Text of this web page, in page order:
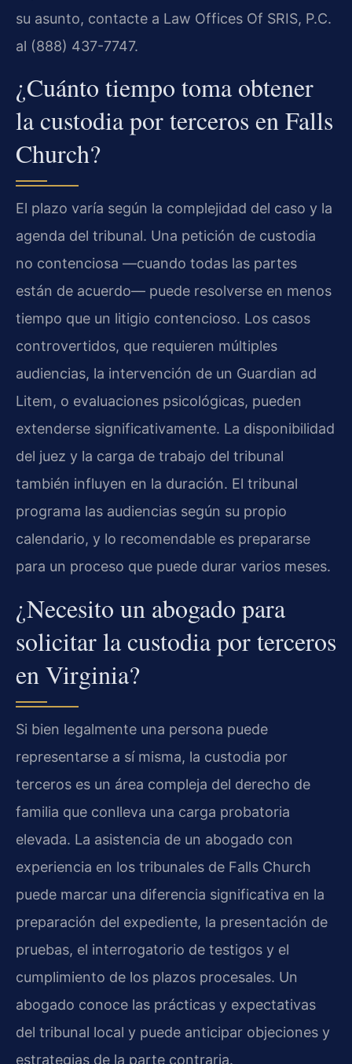
su asunto, contacte a Law Offices Of SRIS, P.C.
al (888) 437-7747.
¿Cuánto tiempo toma obtener
la custodia por terceros en Falls
Church?
El plazo varía según la complejidad del caso y la
agenda del tribunal. Una petición de custodia
no contenciosa —cuando todas las partes
están de acuerdo— puede resolverse en menos
tiempo que un litigio contencioso. Los casos
controvertidos, que requieren múltiples
audiencias, la intervención de un Guardian ad
Litem, o evaluaciones psicológicas, pueden
extenderse significativamente. La disponibilidad
del juez y la carga de trabajo del tribunal
también influyen en la duración. El tribunal
programa las audiencias según su propio
calendario, y lo recomendable es prepararse
para un proceso que puede durar varios meses.
¿Necesito un abogado para
solicitar la custodia por terceros
en Virginia?
Si bien legalmente una persona puede
representarse a sí misma, la custodia por
terceros es un área compleja del derecho de
familia que conlleva una carga probatoria
elevada. La asistencia de un abogado con
experiencia en los tribunales de Falls Church
puede marcar una diferencia significativa en la
preparación del expediente, la presentación de
pruebas, el interrogatorio de testigos y el
cumplimiento de los plazos procesales. Un
abogado conoce las prácticas y expectativas
del tribunal local y puede anticipar objeciones y
estrategias de la parte contraria.